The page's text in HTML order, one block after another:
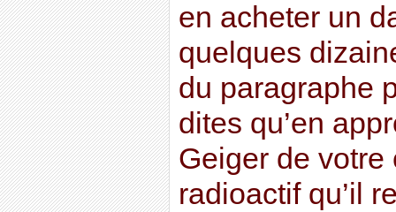
en acheter un
quelques
du paragraphe
dites qu’en
Geiger de votre
radioactif qu’il